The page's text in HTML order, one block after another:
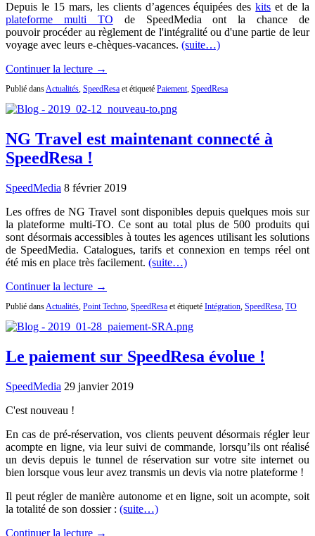
Depuis le 15 mars, les clients d’agences équipées deskits et de la
plateforme multi TO de SpeedMedia ont la chance de
pouvoir procéder au règlement de l'intégralité ou d'une partie de leur
voyage avec leurs e-chèques-vacances. (suite…)
Continuer la lecture →
Publié dansActualités, SpeedResa et étiqueté Paiement, SpeedResa
NG Travel est maintenant connecté à
SpeedResa !
SpeedMedia 8 février 2019
Les offres de NG Travel sont disponibles depuis quelques mois sur
la plateforme multi-TO. Ce sont au total plus de 500 produits qui
sont désormais accessibles à toutes les agences utilisant les solutions
de SpeedMedia. Catalogues, tarifs et connexion en temps réel ont
été mis en place très facilement. (suite…)
Continuer la lecture →
Publié dansActualités, Point Techno, SpeedResa et étiqueté Intégration, SpeedResa, TO
Le paiement sur SpeedResa évolue !
SpeedMedia 29 janvier 2019
C'est nouveau !
En cas de pré-réservation, vos clients peuvent désormais régler leur
acompte en ligne, via leur suivi de commande, lorsqu’ils ont réalisé
un devis depuis le tunnel de réservation sur votre site internet ou
bien lorsque vous leur avez transmis un devis via notre plateforme !
Il peut régler de manière autonome et en ligne, soit un acompte, soit
la totalité de son dossier : (suite…)
Continuer la lecture →